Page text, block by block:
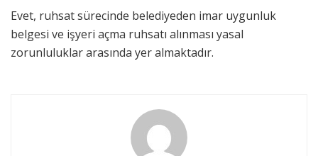
Evet, ruhsat sürecinde belediyeden imar uygunluk
belgesi ve işyeri açma ruhsatı alınması yasal
zorunluluklar arasında yer almaktadır.